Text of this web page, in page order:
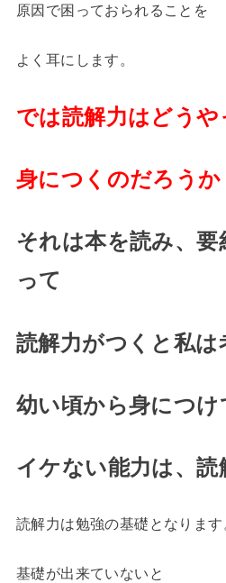
原因で困っておられることを
よく耳にします。
では読解力はどうや
身につくのだろうか
それは本を読み、要
って
読解力がつくと私は
幼い頃から身につけ
イケない能力は、読
読解力は勉強の基礎となります
基礎が出来ていないと